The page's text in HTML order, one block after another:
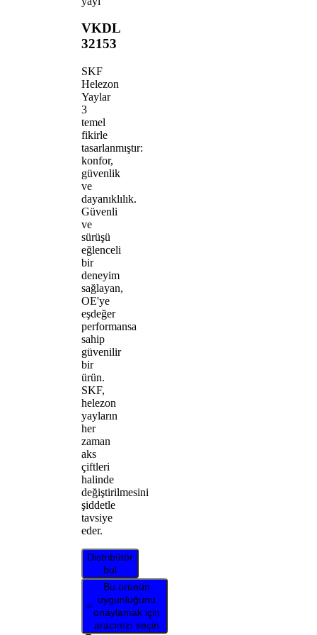
VKDL
32153
SKF
Helezon
Yaylar
3
temel
fikirle
tasarlanmıştır:
konfor,
güvenlik
ve
dayanıklılık.
Güvenli
ve
sürüşü
eğlenceli
bir
deneyim
sağlayan,
OE'ye
eşdeğer
performansa
sahip
güvenilir
bir
ürün.
SKF,
helezon
yayların
her
zaman
aks
çiftleri
halinde
değiştirilmesini
şiddetle
tavsiye
eder.
Distribütör
bul
Bu ürünün
uygunluğunu
onaylamak için
aracınızı seçin